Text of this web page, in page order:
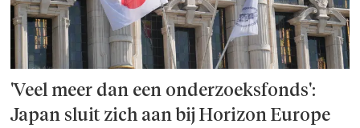
'Veel meer dan een onderzoeks­fonds':
Japan sluit zich aan bij Horizon Europe